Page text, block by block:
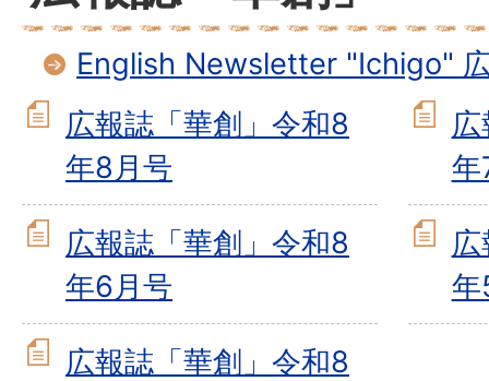
English Newsletter "Ichigo"
広報誌「華創」令和8
年8月号
年
広報誌「華創」令和8
年6月号
年
広報誌「華創」令和8